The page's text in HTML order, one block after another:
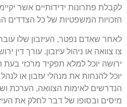
לקבלת פתרונות ידידותיים אשר
הזכויות המשפטיות של כל הצדדים
לאחר שאדם נפטר, העיזבון שלו
צו צוואה או ניהול עיזבון. עורך דין
ירושה יוכל למלא תפקיד מרכזי בעת
יוכל להנחות את מנהלי עזבון או
הנדרשים לאימות הצוואה, הערכת
מיסים ובסופו של דבר לחלק את